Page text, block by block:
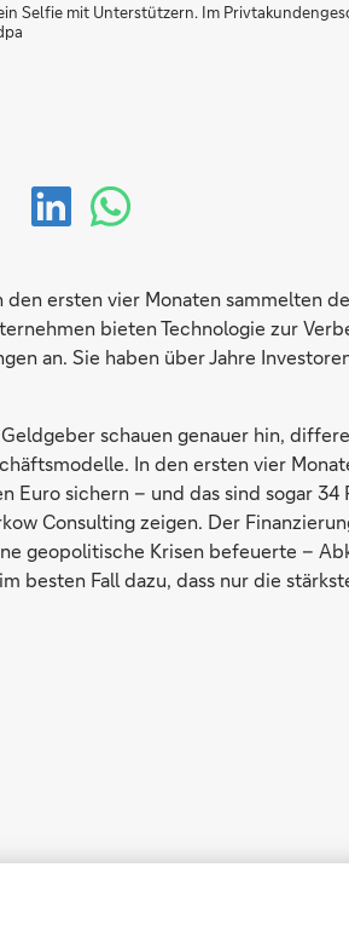
Selfie mit Unterstützern. Im
ersten vier Monaten sammelten
bieten Technologie zur
an. Sie haben über Jahre
schauen genauer hin,
In den ersten vier
Euro sichern – und das sind sogar 34
Consulting zeigen. Der
geopolitische Krisen befeuerte –
besten Fall dazu, dass nur die